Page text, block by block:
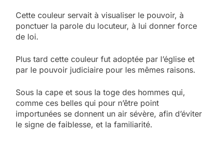
Cette couleur servait à visualiser le pouvoir, à
ponctuer la parole du locuteur, à lui donner force
de loi.
Plus tard cette couleur fut adoptée par l’église et
par le pouvoir judiciaire pour les mêmes raisons.
Sous la cape et sous la toge des hommes qui,
comme ces belles qui pour n’être point
importunées se donnent un air sévère, afin d’éviter
le signe de faiblesse, et la familiarité.